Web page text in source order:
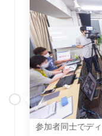
参加者同士でデ